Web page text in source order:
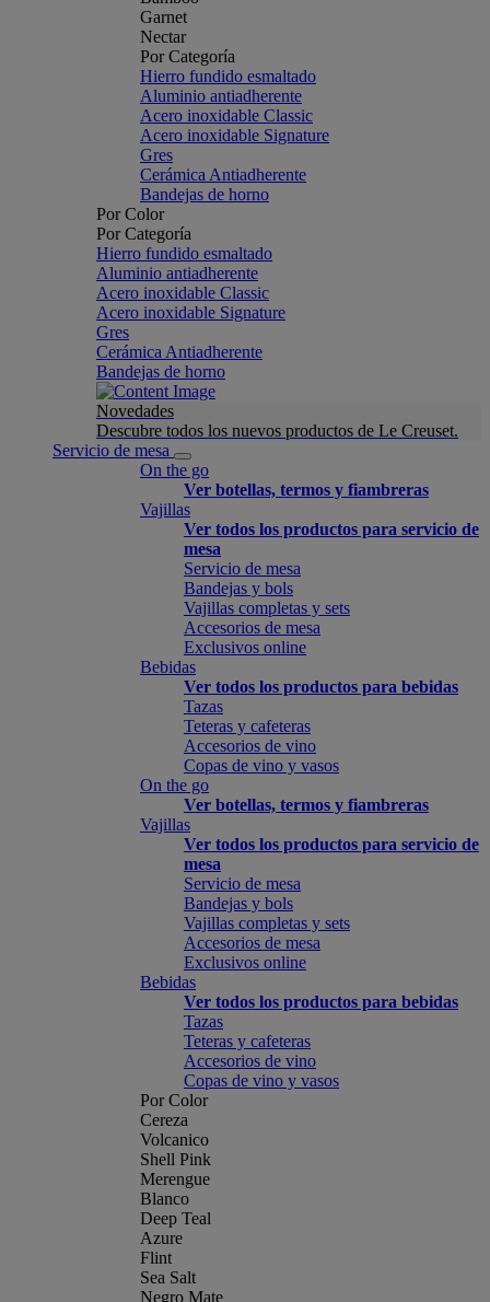
Garnet
Nectar
Por Categoría
Hierro fundido esmaltado
Aluminio antiadherente
Acero inoxidable Classic
Acero inoxidable Signature
Gres
Cerámica Antiadherente
Bandejas de horno
Por Color
Por Categoría
Hierro fundido esmaltado
Aluminio antiadherente
Acero inoxidable Classic
Acero inoxidable Signature
Gres
Cerámica Antiadherente
Bandejas de horno
Novedades
Descubre todos los nuevos productos de Le Creuset.
Servicio de mesa
On the go
Ver botellas, termos y fiambreras
Vajillas
Ver todos los productos para servicio de
mesa
Servicio de mesa
Bandejas y bols
Vajillas completas y sets
Accesorios de mesa
Exclusivos online
Bebidas
Ver todos los productos para bebidas
Tazas
Teteras y cafeteras
Accesorios de vino
Copas de vino y vasos
On the go
Ver botellas, termos y fiambreras
Vajillas
Ver todos los productos para servicio de
mesa
Servicio de mesa
Bandejas y bols
Vajillas completas y sets
Accesorios de mesa
Exclusivos online
Bebidas
Ver todos los productos para bebidas
Tazas
Teteras y cafeteras
Accesorios de vino
Copas de vino y vasos
Por Color
Cereza
Volcanico
Shell Pink
Merengue
Blanco
Deep Teal
Azure
Flint
Sea Salt
Negro Mate